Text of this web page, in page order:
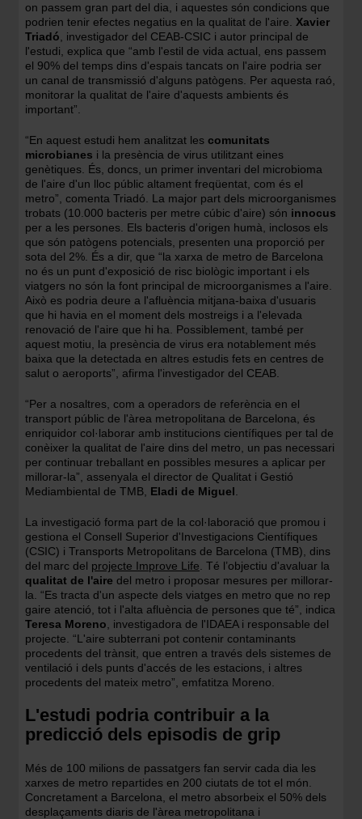
on passem gran part del dia, i aquestes són condicions que
podrien tenir efectes negatius en la qualitat de l'aire. Xavier
Triadó , investigador del CEAB-CSIC i autor principal de
l'estudi, explica que “amb l'estil de vida actual, ens passem
el 90% del temps dins d'espais tancats on l'aire podria ser
un canal de transmissió d'alguns patògens. Per aquesta raó,
monitorar la qualitat de l'aire d'aquests ambients és
important”.
“En aquest estudi hem analitzat les comunitats
microbianes i la presència de virus utilitzant eines
genètiques. És, doncs, un primer inventari del microbioma
de l'aire d'un lloc públic altament freqüentat, com és el
metro”, comenta Triadó. La major part dels microorganismes
trobats (10.000 bacteris per metre cúbic d'aire) són innocus
per a les persones. Els bacteris d'origen humà, inclosos els
que són patògens potencials, presenten una proporció per
sota del 2%. És a dir, que “la xarxa de metro de Barcelona
no és un punt d'exposició de risc biològic important i els
viatgers no són la font principal de microorganismes a l'aire.
Això es podria deure a l'afluència mitjana-baixa d'usuaris
que hi havia en el moment dels mostreigs i a l'elevada
renovació de l'aire que hi ha. Possiblement, també per
aquest motiu, la presència de virus era notablement més
baixa que la detectada en altres estudis fets en centres de
salut o aeroports”, afirma l'investigador del CEAB.
“Per a nosaltres, com a operadors de referència en el
transport públic de l'àrea metropolitana de Barcelona, és
enriquidor col·laborar amb institucions científiques per tal de
conèixer la qualitat de l'aire dins del metro, un pas necessari
per continuar treballant en possibles mesures a aplicar per
millorar-la”, assenyala el director de Qualitat i Gestió
Mediambiental de TMB, Eladi de Miguel
La investigació forma part de la col·laboració que promou i
gestiona el Consell Superior d'Investigacions Científiques
(CSIC) i Transports Metropolitans de Barcelona (TMB), dins
del marc del projecte Improve Life . Té l’objectiu d'avaluar la
qualitat de l'aire del metro i proposar mesures per millorar-
la. “Es tracta d'un aspecte dels viatges en metro que no rep
gaire atenció, tot i l'alta afluència de persones que té”, indica
Teresa Moreno , investigadora de l'IDAEA i responsable del
projecte. “L'aire subterrani pot contenir contaminants
procedents del trànsit, que entren a través dels sistemes de
ventilació i dels punts d'accés de les estacions, i altres
procedents del mateix metro”, emfatitza Moreno.
L'estudi podria contribuir a la
predicció dels episodis de grip
Més de 100 milions de passatgers fan servir cada dia les
xarxes de metro repartides en 200 ciutats de tot el món.
Concretament a Barcelona, el metro absorbeix el 50% dels
desplaçaments diaris de l'àrea metropolitana i